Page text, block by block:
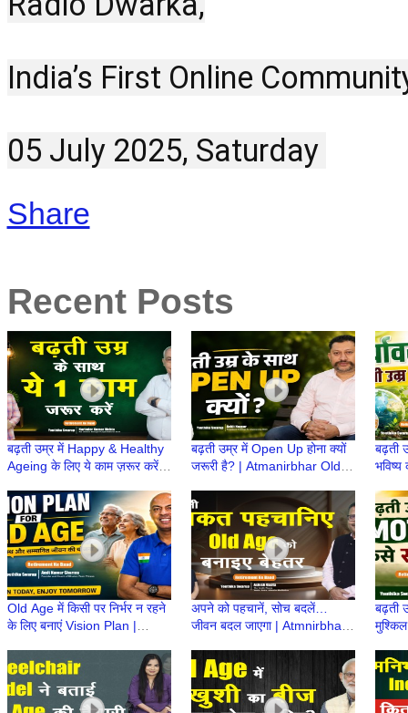
India’s First Online
05 July 2025, Saturday
Share
Recent Posts
बढ़ती उम्र में Happy & Healthy
Ageing के लिए ये काम ज़रूर करें! |
Taiyari
बढ़ती उम्र में Open Up होना क्यों
जरूरी है? | Atmanirbhar Old
ke Baad
बढ़ती
भविष्य
Old Age में किसी पर निर्भर न रहने
के लिए बनाएं Vision Plan |
|Retire
अपने को पहचानें, सोच बदलें…
जीवन बदल जाएगा | Atmnirbhar
Retirement Ke Baad
बढ़ती
Ke